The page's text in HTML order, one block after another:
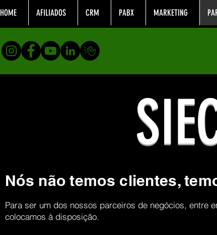
HOME AFILIADOS CRM PABX MARKETING
Nós não temos clientes,
Para ser um dos nossos parceiros de negócios, entre
colocamos à disposição.